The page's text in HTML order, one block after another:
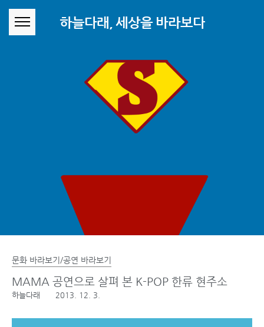
하늘다래, 세상을 바라보다
문화 바라보기/공연 바라보기
MAMA 공연으로 살펴 본 K-POP 한류 현주소
하늘다래 2013. 12. 3.